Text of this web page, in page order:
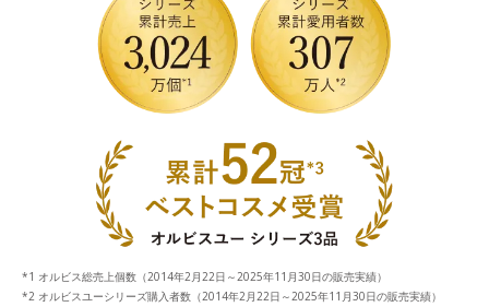
オルビス総売上個数（2014年2月22日～2025年11月30日の販売実績）
オルビスユーシリーズ購入者数（2014年2月22日～2025年11月30日の販売実績）